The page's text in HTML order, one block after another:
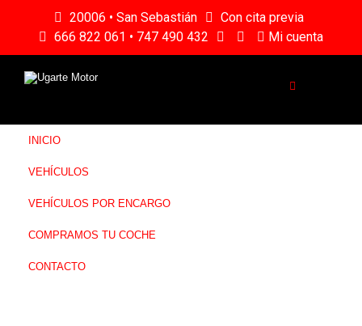
20006 • San Sebastián
Con cita previa
666 822 061 • 747 490 432
Mi cuenta
INICIO
VEHÍCULOS
VEHÍCULOS POR ENCARGO
COMPRAMOS TU COCHE
CONTACTO